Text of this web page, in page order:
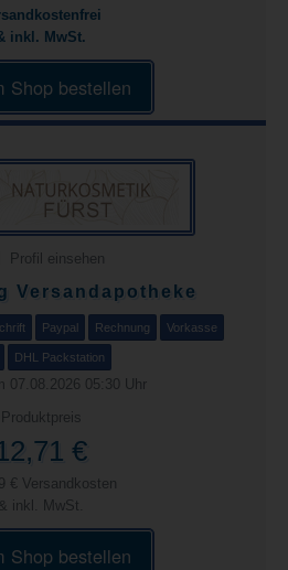
inkl. MwSt.
Shop bestellen
Profil einsehen
Versandapotheke
Paypal Rechnung Vorkasse
DHL Packstation
07.08.2026 05:30 Uhr
Produktpreis
€
€ Versandkosten
& inkl. MwSt.
Shop bestellen